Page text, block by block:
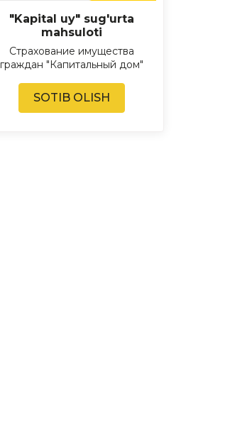
"Kapital uy" sug'urta
mahsuloti
Страхование имущества
граждан "Капитальный дом"
SOTIB OLISH